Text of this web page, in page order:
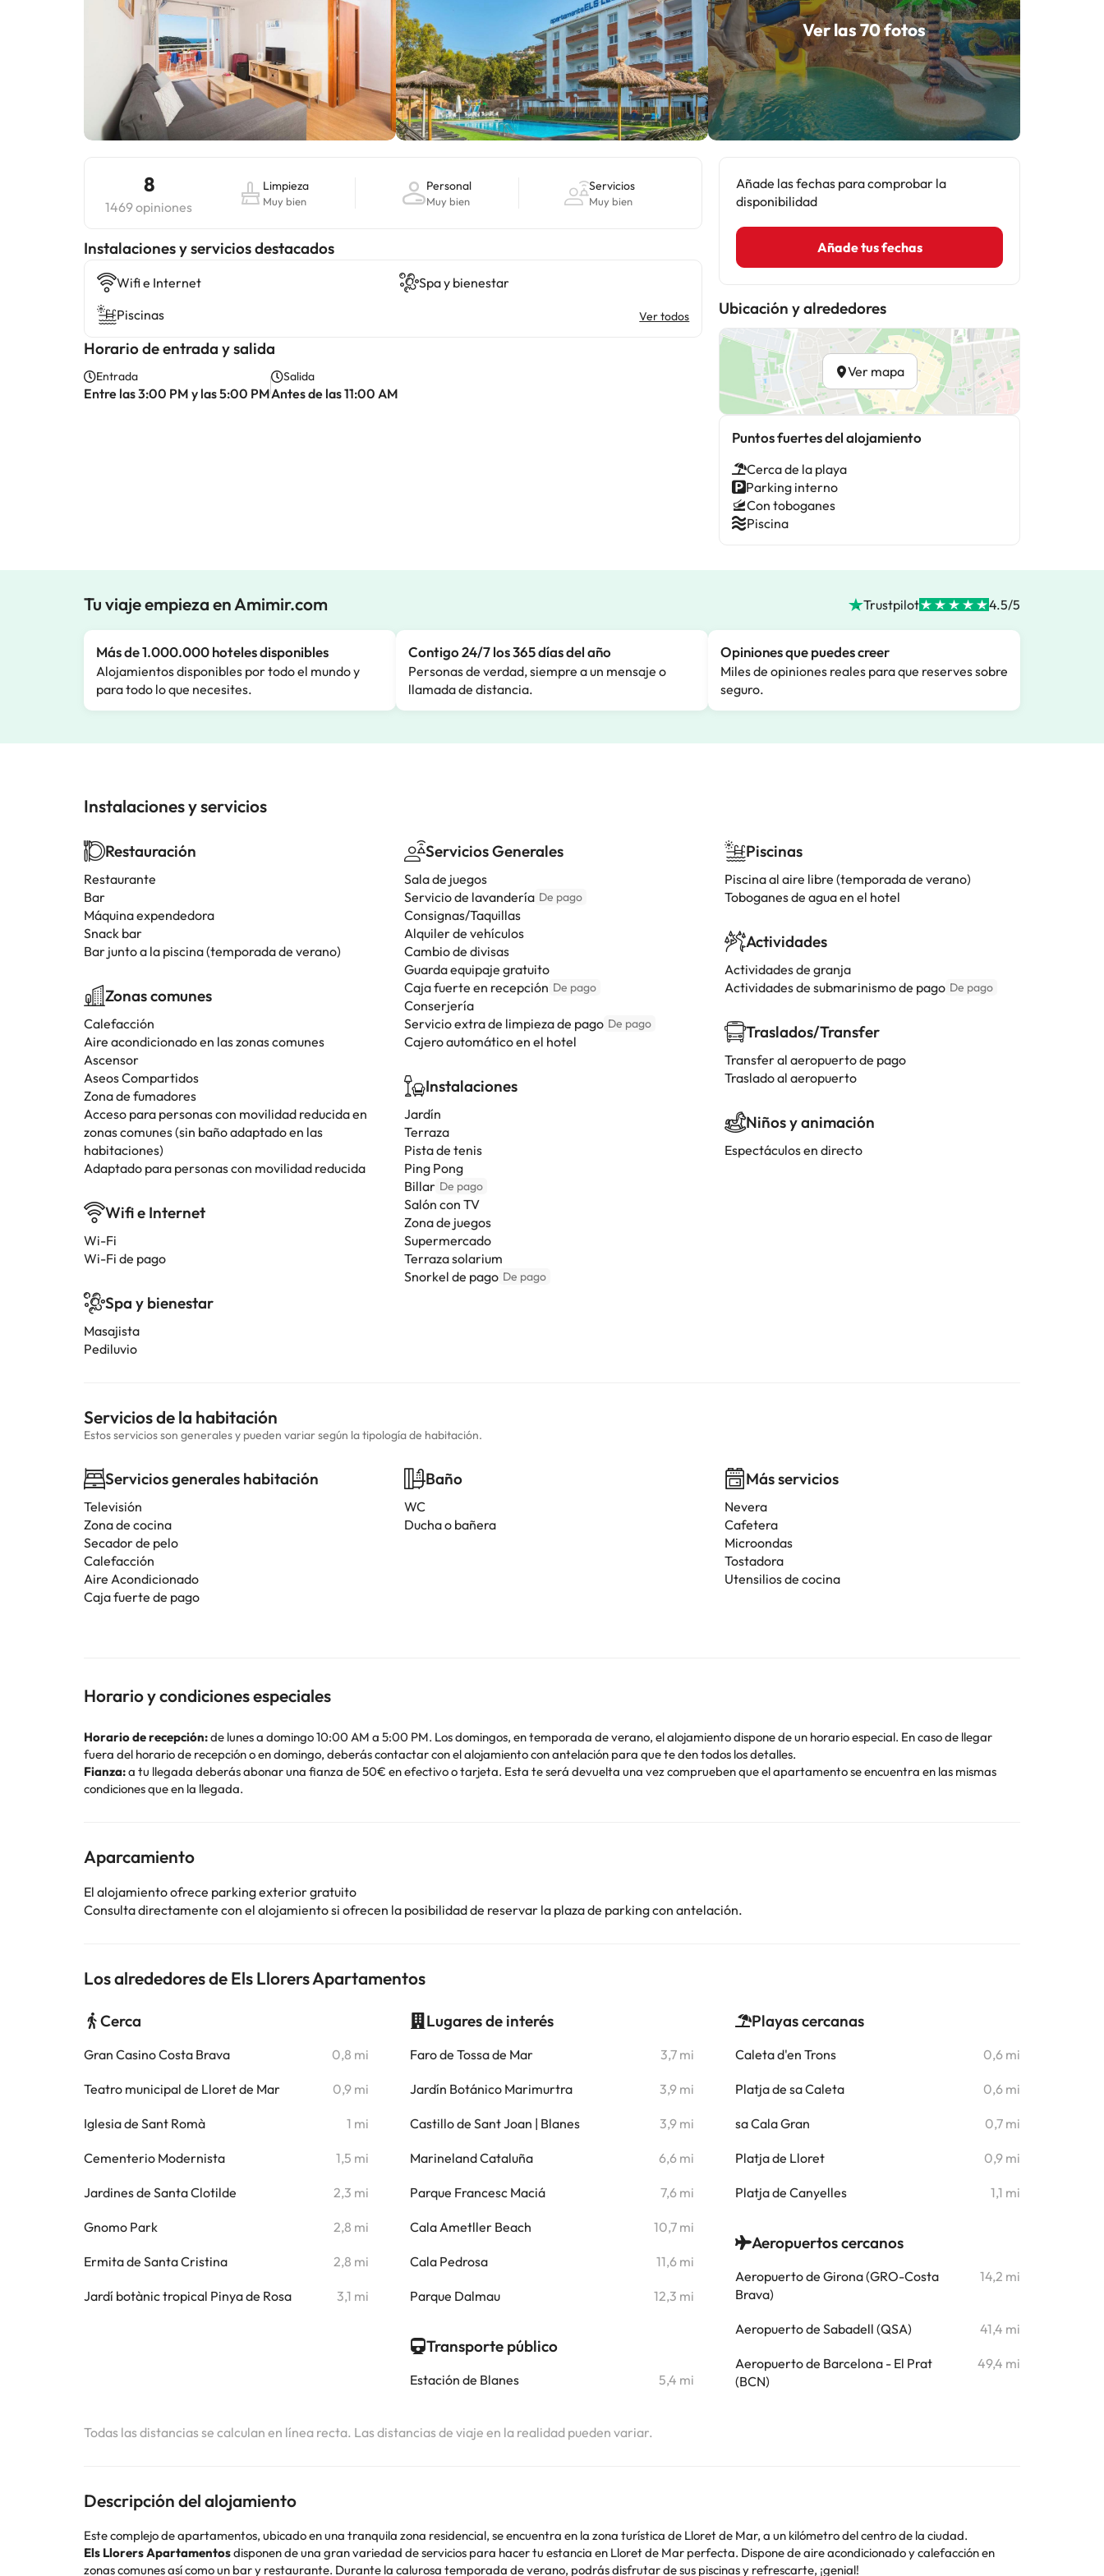
Ver las 70 fotos
8
1469 opiniones
Limpieza
Muy bien
Personal
Muy bien
Servicios
Muy bien
Instalaciones y servicios destacados
Wifi e Internet
Spa y bienestar
Piscinas
Ver todos
Horario de entrada y salida
Entrada
Entre las 3:00 PM y las 5:00 PM
Salida
Antes de las 11:00 AM
Añade las fechas para comprobar la
disponibilidad
Añade tus fechas
Ubicación y alrededores
Ver mapa
Puntos fuertes del alojamiento
Cerca de la playa
Parking interno
Con toboganes
Piscina
Tu viaje empieza en Amimir.com Trustpilot 4.5/5
Más de 1.000.000 hoteles disponibles
Alojamientos disponibles por todo el mundo y
para todo lo que necesites.
Contigo 24/7 los 365 días del año
Personas de verdad, siempre a un mensaje o
llamada de distancia.
Opiniones que puedes creer
Miles de opiniones reales para que reserves sobre
seguro.
Instalaciones y servicios
Restauración
Restaurante
Bar
Máquina expendedora
Snack bar
Bar junto a la piscina (temporada de verano)
Zonas comunes
Calefacción
Aire acondicionado en las zonas comunes
Ascensor
Aseos Compartidos
Zona de fumadores
Acceso para personas con movilidad reducida en
zonas comunes (sin baño adaptado en las
habitaciones)
Adaptado para personas con movilidad reducida
Wifi e Internet
Wi-Fi
Wi-Fi de pago
Spa y bienestar
Masajista
Pediluvio
Servicios Generales
Sala de juegos
Servicio de lavandería De pago
Consignas/Taquillas
Alquiler de vehículos
Cambio de divisas
Guarda equipaje gratuito
Caja fuerte en recepción De pago
Conserjería
Servicio extra de limpieza de pago De pago
Cajero automático en el hotel
Instalaciones
Jardín
Terraza
Pista de tenis
Ping Pong
Billar De pago
Salón con TV
Zona de juegos
Supermercado
Terraza solarium
Snorkel de pago De pago
Piscinas
Piscina al aire libre (temporada de verano)
Toboganes de agua en el hotel
Actividades
Actividades de granja
Actividades de submarinismo de pago De pago
Traslados/Transfer
Transfer al aeropuerto de pago
Traslado al aeropuerto
Niños y animación
Espectáculos en directo
Servicios de la habitación
Estos servicios son generales y pueden variar según la tipología de habitación.
Servicios generales habitación
Televisión
Zona de cocina
Secador de pelo
Calefacción
Aire Acondicionado
Caja fuerte de pago
Baño
WC
Ducha o bañera
Más servicios
Nevera
Cafetera
Microondas
Tostadora
Utensilios de cocina
Horario y condiciones especiales
Horario de recepción:de lunes a domingo 10:00 AM a 5:00 PM. Los domingos, en temporada de verano, el alojamiento dispone de un horario especial. En caso de llegar
fuera del horario de recepción o en domingo, deberás contactar con el alojamiento con antelación para que te den todos los detalles.
Fianza:a tu llegada deberás abonar una fianza de 50€ en efectivo o tarjeta. Esta te será devuelta una vez comprueben que el apartamento se encuentra en las mismas
condiciones que en la llegada.
Aparcamiento
El alojamiento ofrece parking exterior gratuito
Consulta directamente con el alojamiento si ofrecen la posibilidad de reservar la plaza de parking con antelación.
Los alrededores de Els Llorers Apartamentos
Cerca
Gran Casino Costa Brava 0,8 mi
Teatro municipal de Lloret de Mar 0,9 mi
Iglesia de Sant Romà 1 mi
Cementerio Modernista 1,5 mi
Jardines de Santa Clotilde 2,3 mi
Gnomo Park 2,8 mi
Ermita de Santa Cristina 2,8 mi
Jardí botànic tropical Pinya de Rosa 3,1 mi
Lugares de interés
Faro de Tossa de Mar 3,7 mi
Jardín Botánico Marimurtra 3,9 mi
Castillo de Sant Joan | Blanes 3,9 mi
Marineland Cataluña 6,6 mi
Parque Francesc Maciá 7,6 mi
Cala Ametller Beach 10,7 mi
Cala Pedrosa 11,6 mi
Parque Dalmau 12,3 mi
Transporte público
Estación de Blanes 5,4 mi
Playas cercanas
Caleta d'en Trons 0,6 mi
Platja de sa Caleta 0,6 mi
sa Cala Gran 0,7 mi
Platja de Lloret 0,9 mi
Platja de Canyelles 1,1 mi
Aeropuertos cercanos
Aeropuerto de Girona (GRO-Costa
Brava)
14,2 mi
Aeropuerto de Sabadell (QSA) 41,4 mi
Aeropuerto de Barcelona - El Prat
(BCN)
49,4 mi
Todas las distancias se calculan en línea recta. Las distancias de viaje en la realidad pueden variar.
Descripción del alojamiento
Este complejo de apartamentos, ubicado en una tranquila zona residencial, se encuentra en la zona turística de Lloret de Mar, a un kilómetro del centro de la ciudad.
Els Llorers Apartamentosdisponen de una gran variedad de servicios para hacer tu estancia en Lloret de Mar perfecta. Dispone de aire acondicionado y calefacción en
zonas comunes así como un bar y restaurante. Durante la calurosa temporada de verano, podrás disfrutar de sus piscinas y refrescarte, ¡genial!